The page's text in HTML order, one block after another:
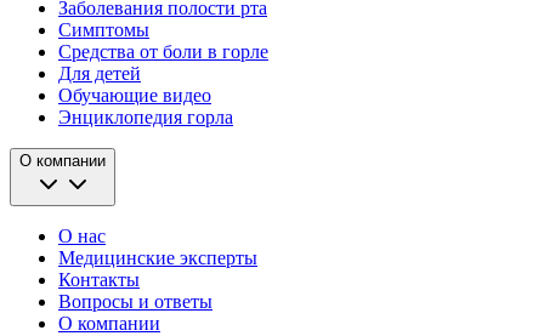
Заболевания полости рта
Симптомы
Средства от боли в горле
Для детей
Обучающие видео
Энциклопедия горла
О компании
О нас
Медицинские эксперты
Контакты
Вопросы и ответы
О компании